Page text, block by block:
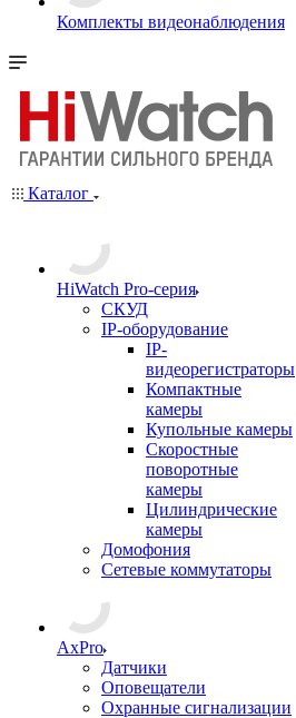
Комплекты видеонаблюдения
Каталог
HiWatch Pro-серия
CКУД
IP-оборудование
IP-
видеорегистраторы
Компактные
камеры
Купольные камеры
Скоростные
поворотные
камеры
Цилиндрические
камеры
Домофония
Сетевые коммутаторы
AxPro
Датчики
Оповещатели
Охранные сигнализации